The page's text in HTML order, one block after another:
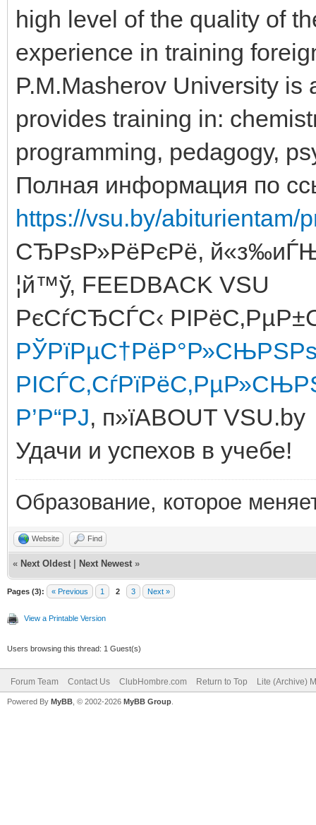
high level of the quality of
experience in training
P.M.Masherov University
provides training in:
programming, pedagogy,
Полная информация по
https://vsu.by/abiturientam/
СЂРѕР»РёРєРё,
¦й™ў, FEEDBACK VSU
РєСѓСЂСЃС‹
Р’Р“РЈ, п»їABOUT VSU.by
Удачи и успехов в учебе!
Образование, которое
Website Find
« Next Oldest Next Newest »
Pages (3): « Previous 1 2 3 Next »
View a Printable Version
Users browsing this thread: 1 Guest(s)
Forum Team Contact Us ClubHombre.com Return to Top Lite (Archive)
Powered By MyBB , © 2002-2026 MyBB Group